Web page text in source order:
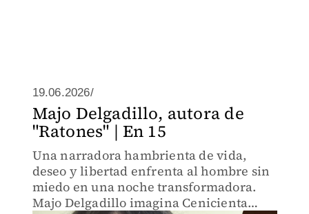
19.06.2026/
Majo Delgadillo, autora de
"Ratones" | En 15
Una narradora hambrienta de vida,
deseo y libertad enfrenta al hombre sin
miedo en una noche transformadora.
Majo Delgadillo imagina Cenicienta